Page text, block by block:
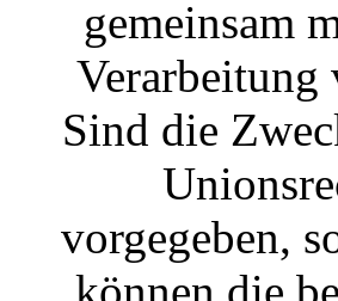
gemeinsam
Verarbeitung
Sind die
vorgegeben,
können die